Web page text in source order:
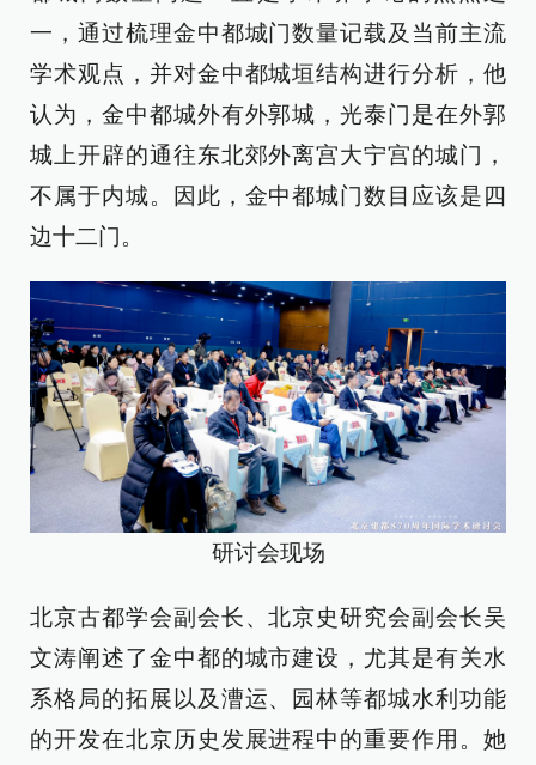
一，通过梳理金中都城门数量记载及当前主流
学术观点，并对金中都城垣结构进行分析，他
认为，金中都城外有外郭城，光泰门是在外郭
城上开辟的通往东北郊外离宫大宁宫的城门，
不属于内城。因此，金中都城门数目应该是四
边十二门。
研讨会现场
北京古都学会副会长、北京史研究会副会长吴
文涛阐述了金中都的城市建设，尤其是有关水
系格局的拓展以及漕运、园林等都城水利功能
的开发在北京历史发展进程中的重要作用。她